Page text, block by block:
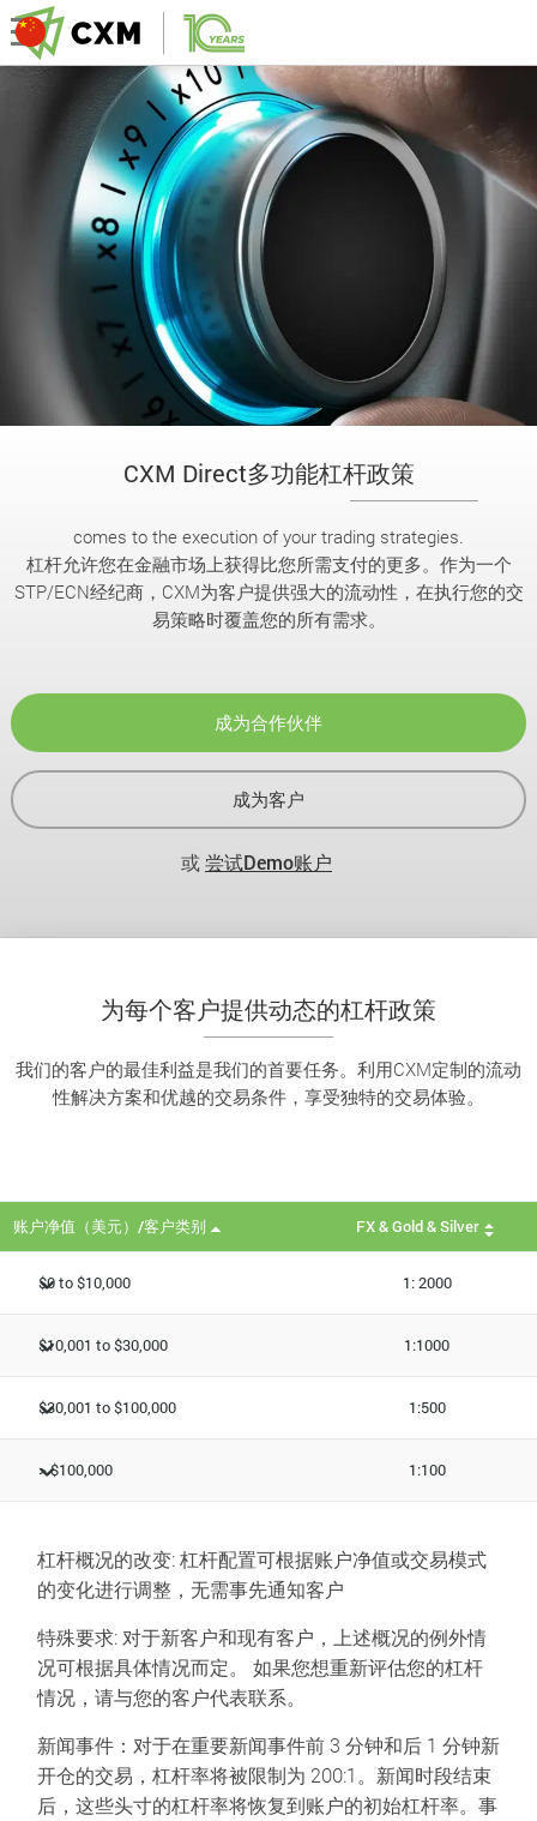
CXM Direct多功能杠杆政策
comes to the execution of your trading strategies.
杠杆允许您在金融市场上获得比您所需支付的更多。作为一个
STP/ECN经纪商，CXM为客户提供强大的流动性，在执行您的交
易策略时覆盖您的所有需求。
成为合作伙伴
成为客户
或尝试Demo账户
为每个客户提供动态的杠杆政策
我们的客户的最佳利益是我们的首要任务。利用CXM定制的流动
性解决方案和优越的交易条件，享受独特的交易体验。
账户净值（美元）/客户类别 FX & Gold & Silver
$0 to $10,000 1: 2000
$10,001 to $30,000 1:1000
$30,001 to $100,000 1:500
> $100,000 1:100
杠杆概况的改变: 杠杆配置可根据账户净值或交易模式
的变化进行调整，无需事先通知客户
特殊要求: 对于新客户和现有客户，上述概况的例外情
况可根据具体情况而定。 如果您想重新评估您的杠杆
情况，请与您的客户代表联系。
新闻事件：对于在重要新闻事件前 3 分钟和后 1 分钟新
开仓的交易，杠杆率将被限制为 200:1。新闻时段结束
后，这些头寸的杠杆率将恢复到账户的初始杠杆率。事